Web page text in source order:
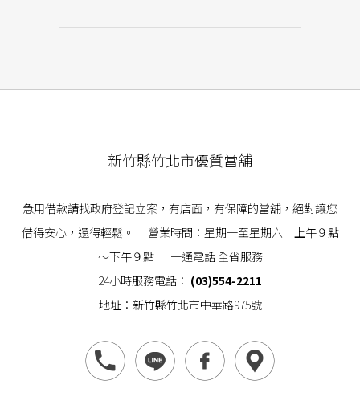
新竹縣竹北市優質當舖
急用借款請找政府登記立案，有店面，有保障的當舖，絕對讓您
借得安心，還得輕鬆。 營業時間：星期一至星期六 上午９點
～下午９點 一通電話 全省服務
24小時服務電話： (03)554-2211
地址：新竹縣竹北市中華路975號